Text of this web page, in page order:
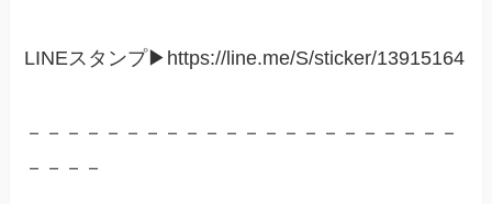
LINEスタンプ▶︎https://line.me/S/sticker/13915164
－－－－－－－－－－－－－－－－－－－－－－
－－－－